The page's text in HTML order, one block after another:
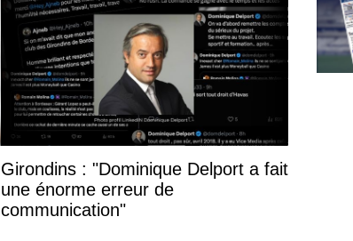
Girondins : "Dominique Delport a fait
une énorme erreur de
communication"